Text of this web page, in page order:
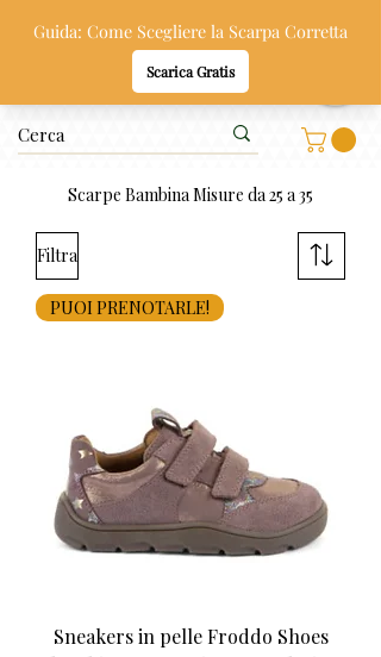
Oppi & Gi
SCARPE SANE PER BAMBINI
Scarpe Bambina Misure da 25 a 35
Filtra
PUOI PRENOTARLE!
Sneakers in pelle Froddo Shoes